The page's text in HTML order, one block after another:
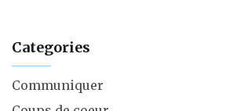
Categories
Communiquer